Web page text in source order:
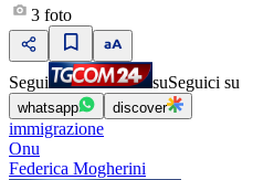
3 foto
Segui suSeguici su
whatsapp discover
immigrazione
Onu
Federica Mogherini